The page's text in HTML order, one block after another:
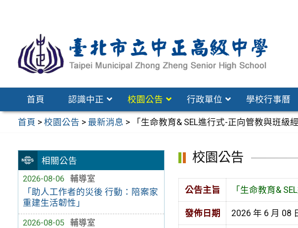
區
首頁 認識中正 校園公告 行政單位 學校行事曆
首頁 >校園公告 > 最新消息 > 「生命教育& SEL進行式-正向管教與班級
相關公告
2026-08-06
輔導室
「助人工作者的災後 行動：陪案家
重建生活韌性」
2026-08-05
輔導室
校園公告
公告主旨 「生命教育&
發佈日期 2026 年 6 月 08